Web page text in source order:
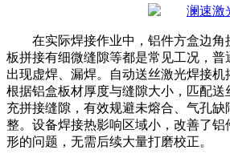
在实际焊接作业中，铝件方盒边
板拼接有细微缝隙等都是常见工况，普
出现虚焊、漏焊。自动送丝激光焊接
根据铝盒板材厚度与缝隙大小，匹配
充拼接缝隙，有效规避未熔合、气孔
整。设备焊接热影响区域小，改善了
形的问题，无需后续大量打磨校正。